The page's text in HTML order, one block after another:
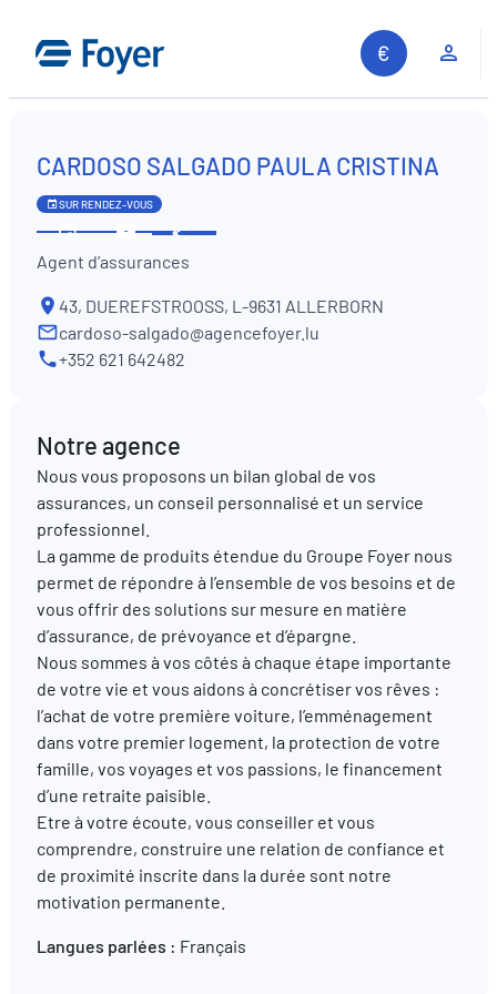
contenu
Recherche sur le site
FRENDE
CARDOSO SALGADO PAULA CRISTINA
SUR RENDEZ-VOUS
les
horaires
nous
Partager
Agent d’assurances
43, DUEREFSTROOSS, L-9631 ALLERBORN
cardoso-salgado@agencefoyer.lu
+352 621 642482
Notre agence
Nous vous proposons un bilan global de vos
assurances, un conseil personnalisé et un service
professionnel.
La gamme de produits étendue du Groupe Foyer nous
permet de répondre à l’ensemble de vos besoins et de
vous offrir des solutions sur mesure en matière
d’assurance, de prévoyance et d’épargne.
Nous sommes à vos côtés à chaque étape importante
de votre vie et vous aidons à concrétiser vos rêves :
l’achat de votre première voiture, l’emménagement
dans votre premier logement, la protection de votre
famille, vos voyages et vos passions, le financement
d’une retraite paisible.
Etre à votre écoute, vous conseiller et vous
comprendre, construire une relation de confiance et
de proximité inscrite dans la durée sont notre
motivation permanente.
Langues parlées : Français